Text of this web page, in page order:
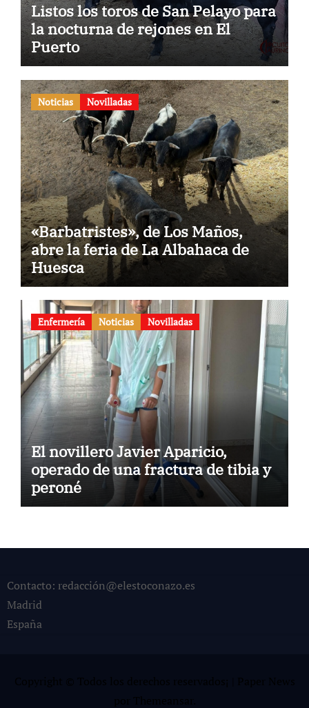
Listos los toros de San Pelayo para
la nocturna de rejones en El
Puerto
Noticias Novilladas
«Barbatristes», de Los Maños,
abre la feria de La Albahaca de
Huesca
Enfermería Noticias Novilladas
El novillero Javier Aparicio,
operado de una fractura de tibia y
peroné
Contacto: redacción@elestoconazo.es
Madrid
España